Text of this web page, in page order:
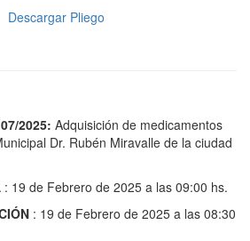
Descargar Pliego
07/2025: Adquisición de medicamentos
Dr. Rubén Miravalle de la ciudad
: 19 de Febrero de 2025 a las 09:00 hs.
: 19 de Febrero de 2025 a las 08:30